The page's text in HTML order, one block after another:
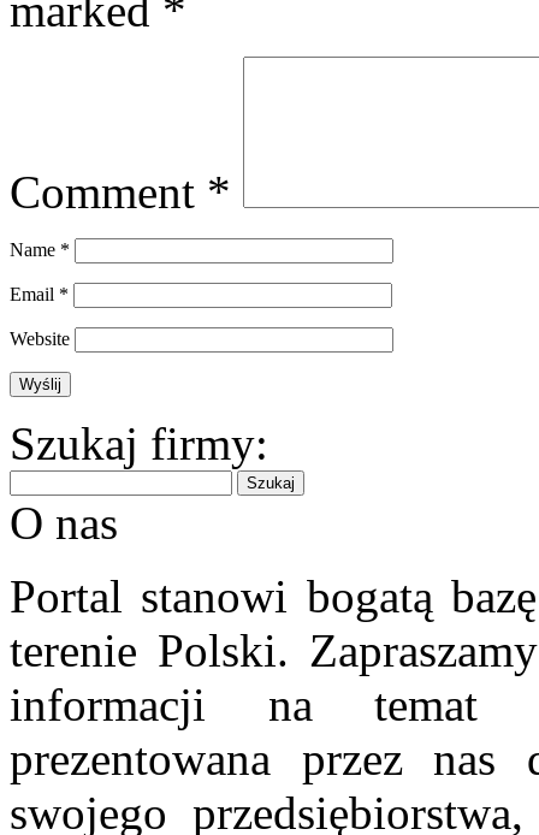
marked *
Comment *
Name *
Email *
Website
Szukaj firmy:
O nas
Portal stanowi bogatą
terenie Polski.
informacji na temat
prezentowana przez nas
swojego